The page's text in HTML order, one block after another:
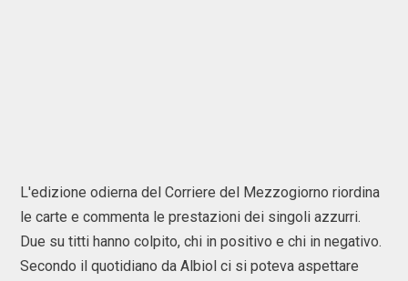
L'edizione odierna del Corriere del Mezzogiorno riordina
le carte e commenta le prestazioni dei singoli azzurri.
Due su titti hanno colpito, chi in positivo e chi in negativo.
Secondo il quotidiano da Albiol ci si poteva aspettare